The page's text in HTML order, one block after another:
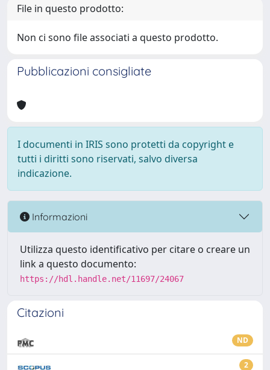
File in questo prodotto:
Non ci sono file associati a questo prodotto.
Pubblicazioni consigliate
I documenti in IRIS sono protetti da copyright e
tutti i diritti sono riservati, salvo diversa
indicazione.
Informazioni
Utilizza questo identificativo per citare o creare un
link a questo documento:
https://hdl.handle.net/11697/24067
Citazioni
ND
2